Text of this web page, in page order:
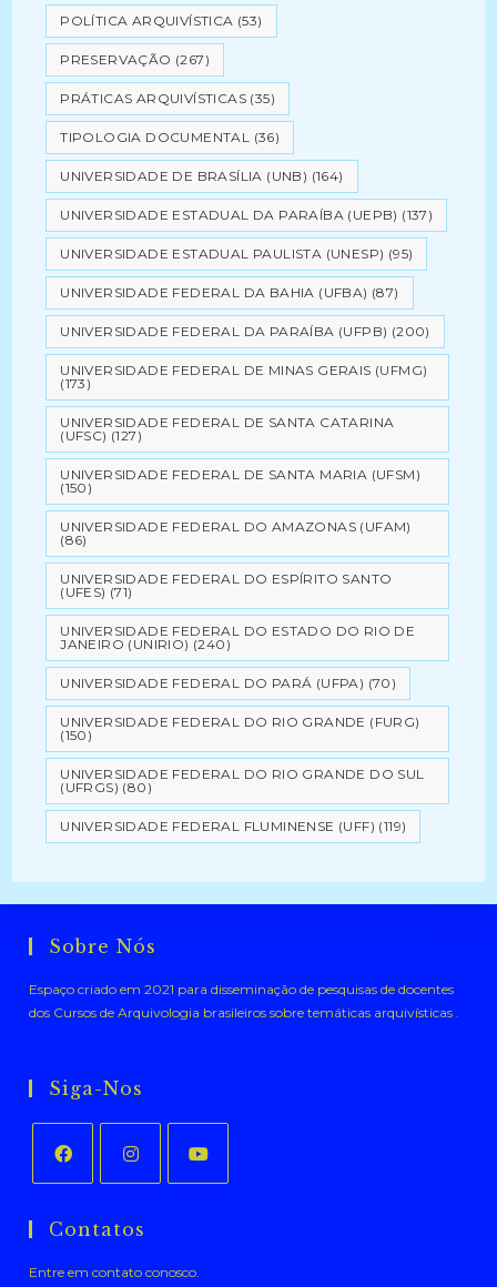
POLÍTICA ARQUIVÍSTICA (53)
PRESERVAÇÃO (267)
PRÁTICAS ARQUIVÍSTICAS (35)
TIPOLOGIA DOCUMENTAL (36)
UNIVERSIDADE DE BRASÍLIA (UNB) (164)
UNIVERSIDADE ESTADUAL DA PARAÍBA (UEPB) (137)
UNIVERSIDADE ESTADUAL PAULISTA (UNESP) (95)
UNIVERSIDADE FEDERAL DA BAHIA (UFBA) (87)
UNIVERSIDADE FEDERAL DA PARAÍBA (UFPB) (200)
UNIVERSIDADE FEDERAL DE MINAS GERAIS (UFMG)
(173)
UNIVERSIDADE FEDERAL DE SANTA CATARINA
(UFSC) (127)
UNIVERSIDADE FEDERAL DE SANTA MARIA (UFSM)
(150)
UNIVERSIDADE FEDERAL DO AMAZONAS (UFAM)
(86)
UNIVERSIDADE FEDERAL DO ESPÍRITO SANTO
(UFES) (71)
UNIVERSIDADE FEDERAL DO ESTADO DO RIO DE
JANEIRO (UNIRIO) (240)
UNIVERSIDADE FEDERAL DO PARÁ (UFPA) (70)
UNIVERSIDADE FEDERAL DO RIO GRANDE (FURG)
(150)
UNIVERSIDADE FEDERAL DO RIO GRANDE DO SUL
(UFRGS) (80)
UNIVERSIDADE FEDERAL FLUMINENSE (UFF) (119)
Sobre Nós
Espaço criado em 2021 para disseminação de pesquisas de docentes
dos Cursos de Arquivologia brasileiros sobre temáticas arquivísticas .
Siga-Nos
em
nova
em
nova
nova
Contatos
Entre em contato conosco.